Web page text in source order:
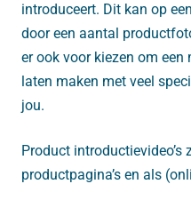
introduceert. Dit kan op
door een aantal
er ook voor kiezen om
laten maken met veel
jou.
Product
productpagina’s en als